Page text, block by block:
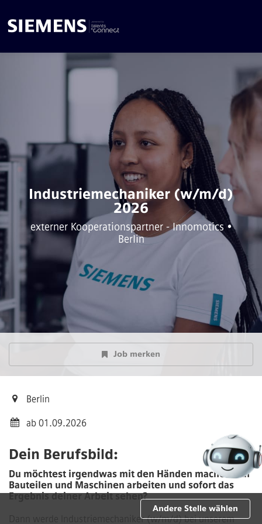
Industriemechaniker (w/m/d)
2026
externer Kooperationspartner - Innomotics •
Berlin
Job merken
Berlin
ab 01.09.2026
Dein Berufsbild:
Du möchtest irgendwas mit den Händen machen? An
Bauteilen und Maschinen arbeiten und sofort das
Ergebnis deiner Arbeit sehen?
Dann werde Industriemechaniker (w/m/d) bei unserem
Andere Stelle wählen